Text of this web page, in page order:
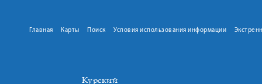
Главная Карты Поиск Условия использования информации
Курский